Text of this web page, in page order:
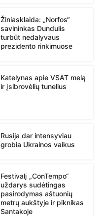
Žiniasklaida: „Norfos“
savininkas Dundulis
turbūt nedalyvaus
prezidento rinkimuose
Katelynas apie VSAT melą
ir įsibrovėlių tunelius
Rusija dar intensyviau
grobia Ukrainos vaikus
Festivalį „ConTempo“
uždarys sudėtingas
pasirodymas aštuonių
metrų aukštyje ir piknikas
Santakoje